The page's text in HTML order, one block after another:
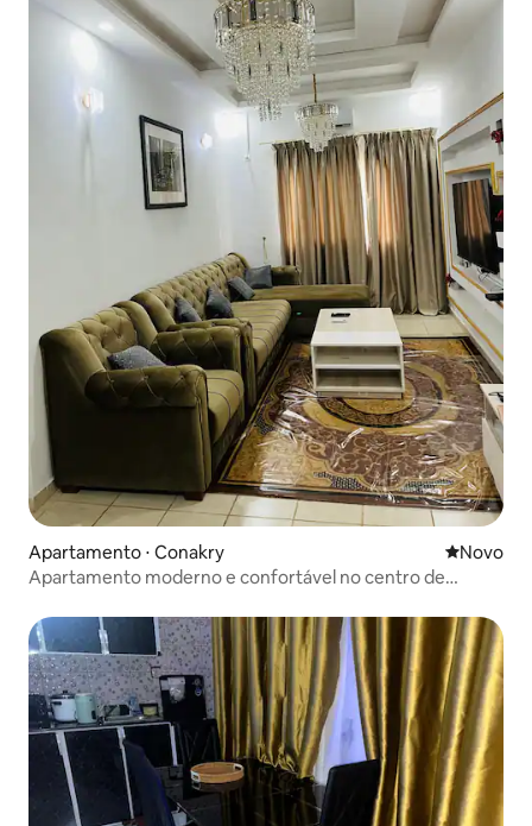
Apartamento ⋅ Conakry Novo
Novo
Apartamento moderno e confortável no centro de